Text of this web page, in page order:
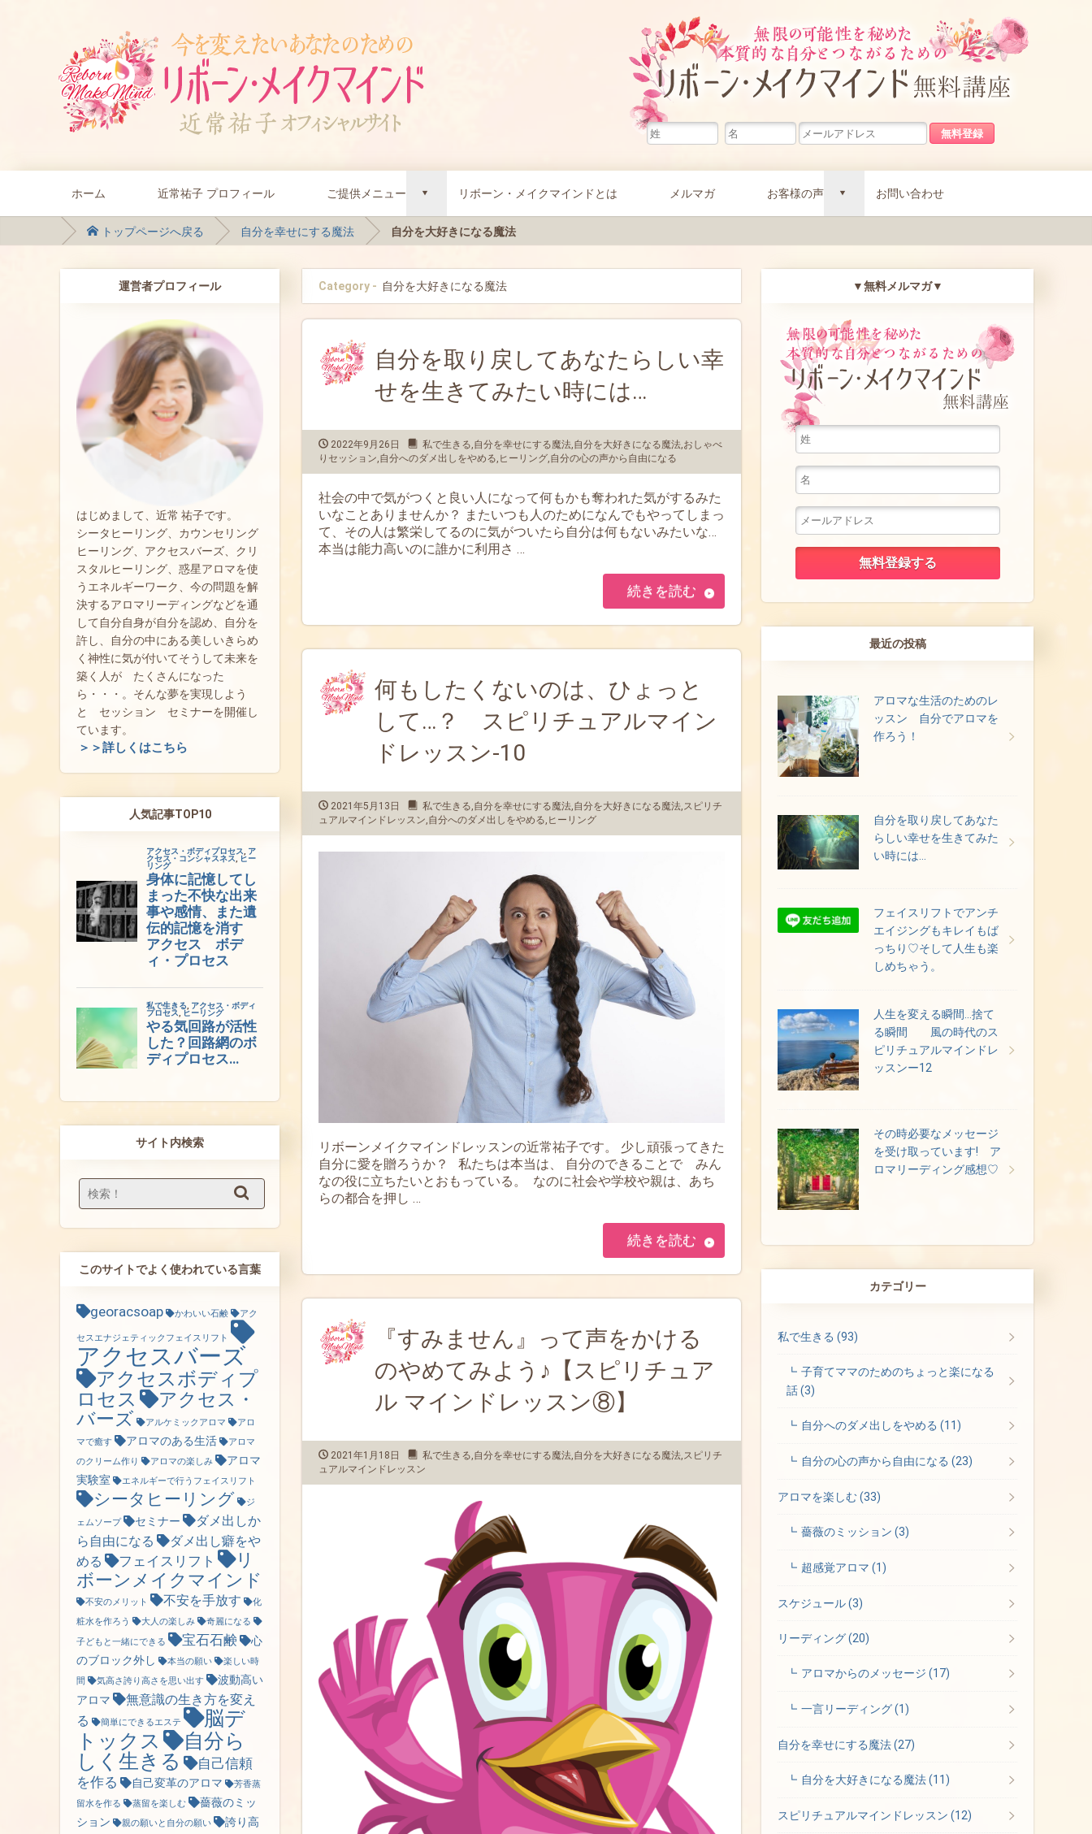
ホーム 近常祐子 プロフィール ご提供メニュー d リボーン・メイクマインドとは メルマガ お客様の声 d お問い合わせ
トップページへ戻る 自分を幸せにする魔法 自分を大好きになる魔法
Category - 自分を大好きになる魔法
自分を取り戻してあなたらしい幸
せを生きてみたい時には…
2022年9月26日 私で生きる,自分を幸せにする魔法,自分を大好きになる魔法,おしゃべ
りセッション,自分へのダメ出しをやめる, ヒーリング,自分の心の声から自由になる
社会の中で気がつくと良い人になって何もかも奪われた気がするみた
いなことありませんか？ またいつも人のためになんでもやってしまっ
て、その人は繁栄してるのに気がついたら自分は何もないみたいな…
本当は能力高いのに誰かに利用さ …
続きを読む
何もしたくないのは、ひょっと
して…？ スピリチュアルマイン
ドレッスン-10
2021年5月13日 私で生きる,自分を幸せにする魔法,自分を大好きになる魔法,スピリチ
ュアルマインドレッスン,自分へのダメ出しをやめる, ヒーリング
リボーンメイクマインドレッスンの近常祐子です。 少し頑張ってきた
自分に愛を贈ろうか？ 私たちは本当は、 自分のできることで みん
なの役に立ちたいとおもっている。 なのに社会や学校や親は、あち
らの都合を押し …
続きを読む
『すみません』って声をかける
のやめてみよう♪【スピリチュア
ル マインドレッスン⑧】
2021年1月18日 私で生きる,自分を幸せにする魔法,自分を大好きになる魔法,スピリチ
ュアルマインドレッスン
運営者プロフィール
はじめまして、近常 祐子です。
シータヒーリング、カウンセリング
ヒーリング、アクセスバーズ、クリ
スタルヒーリング、惑星アロマを使
うエネルギーワーク、今の問題を解
決するアロマリーディングなどを通
して自分自身が自分を認め、自分を
許し、自分の中にある美しいきらめ
く神性に気が付いてそうして未来を
築く人が たくさんになった
ら・・・。そんな夢を実現しよう
と セッション セミナーを開催し
ています。
＞＞詳しくはこちら
人気記事TOP10
サイト内検索
このサイトでよく使われている言葉
georacsoap かわいい石鹸 アク
セスエナジェティックフェイスリフト
アクセスバーズ
アクセスボディプ
ロセス
アクセス・
バーズ
アルケミックアロマ
アロ
マで癒す
アロマのある生活
アロマ
のクリーム作り
アロマの楽しみ
アロマ
実験室
エネルギーで行うフェイスリフト
シータヒーリング
ジ
ェムソープ
セミナー
ダメ出しか
ら自由になる
ダメ出し癖をや
める
フェイスリフト
リ
ボーンメイクマインド
不安のメリット 不安を手放す
化
粧水を作ろう
大人の楽しみ
奇麗になる
子どもと一緒にできる
宝石石鹸
心
のブロック外し
本当の願い
楽しい時
間
気高さ誇り高さを思い出す
波動高い
アロマ
無意識の生き方を変え
る
簡単にできるエステ
脳デ
トックス
自分ら
しく生きる
自己信頼
を作る
自己変革のアロマ
芳香蒸
留水を作る
蒸留を楽しむ
薔薇のミッ
ション
親の願いと自分の願い
誇り高
▼無料メルマガ▼
最近の投稿
アロマな生活のためのレ
ッスン 自分でアロマを
作ろう！
自分を取り戻してあなた
らしい幸せを生きてみた
い時には…
フェイスリフトでアンチ
エイジングもキレイもば
っちり♡そして人生も楽
しめちゃう。
人生を変える瞬間…捨て
る瞬間 風の時代のス
ピリチュアルマインドレ
ッスンー12
その時必要なメッセージ
を受け取っています! ア
ロマリーディング感想♡
カテゴリー
私で生きる (93)
子育てママのためのちょっと楽になる
話(3)
自分へのダメ出しをやめる(11)
自分の心の声から自由になる(23)
アロマを楽しむ(33)
薔薇のミッション(3)
超感覚アロマ(1)
スケジュール(3)
リーディング(20)
アロマからのメッセージ(17)
一言リーディング(1)
自分を幸せにする魔法(27)
自分を大好きになる魔法(11)
スピリチュアルマインドレッスン (12)